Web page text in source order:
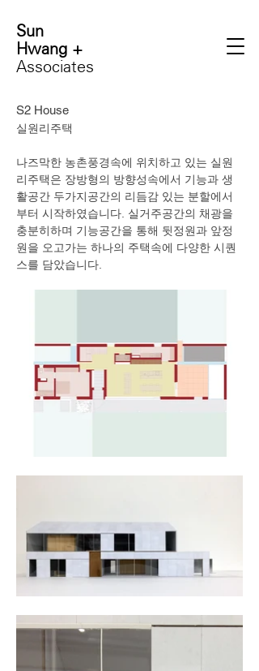
Sun
Hwang +
Associates
S2 House
실원리주택
​나즈막한 농촌풍경속에 위치하고 있는 실원
리주택은 장방형의 방향성속에서 기능과 생
활공간 두가지공간의 리듬감 있는 분할에서
부터 시작하였습니다. 실거주공간의 채광을
충분히하며 기능공간을 통해 뒷정원과 앞정
원을 오고가는 하나의 주택속에 다양한 시퀀
스를 담았습니다.